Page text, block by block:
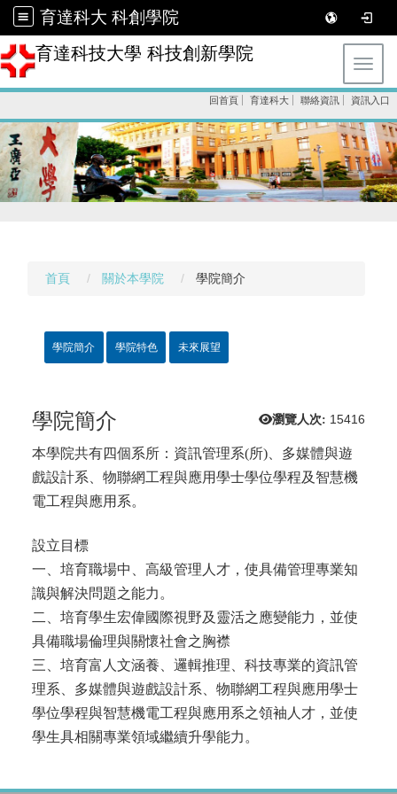
育達科大 科創學院
育達科技大學 科技創新學院
回首頁 育達科大 聯絡資訊 資訊入口
首頁 關於本學院 學院簡介
學院簡介 學院特色 未來展望
瀏覽人次: 15416
學院簡介
本學院共有四個系所：資訊管理系(所)、多媒體與遊
戲設計系、物聯網工程與應用學士學位學程及智慧機
電工程與應用系。
設立目標
一、培育職場中、高級管理人才，使具備管理專業知
識與解決問題之能力。
二、培育學生宏偉國際視野及靈活之應變能力，並使
具備職場倫理與關懷社會之胸襟
三、培育富人文涵養、邏輯推理、科技專業的資訊管
理系、多媒體與遊戲設計系、物聯網工程與應用學士
學位學程與智慧機電工程與應用系之領袖人才，並使
學生具相關專業領域繼續升學能力。